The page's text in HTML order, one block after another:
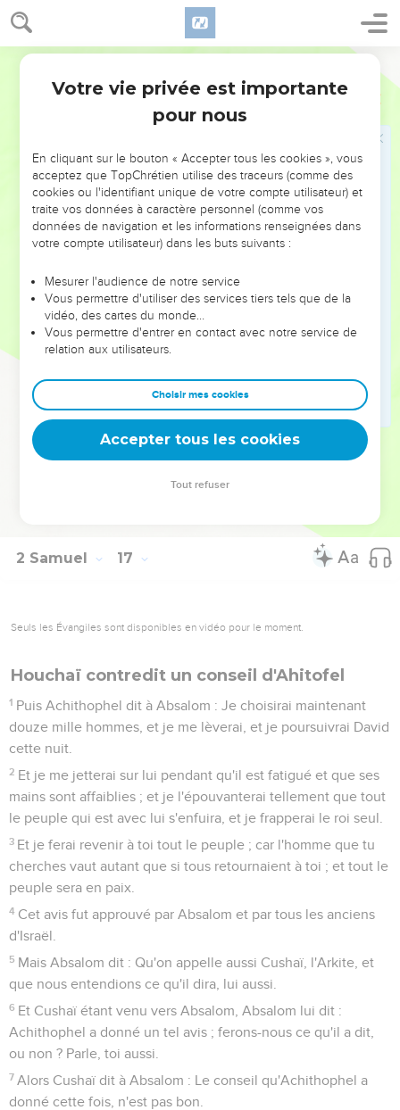
2 Samuel 16
Absalom, Cushaï dit à Absalom : Vive le roi ! Vive le roi !
17 Et Absalom dit à Cushaï : Est-ce donc là l'affection que tu
as pour ton ami ? Pourquoi n'es-tu point allé avec ton ami ?
Mais Cushaï répondit à Absalom : Non, mais je serai à celui
qui a été choisi par l'Éternel, par ce peuple et par tous les
hommes d'Israël ; et je demeurerai avec lui.
Et d'ailleurs, qui servirai-je ? Ne sera-ce pas son fils ? Je
serai ton serviteur, comme j'ai été le serviteur de ton père.
Absalom et les épouses de David
Alors Absalom dit à Achithophel : Prenez conseil entre
Et Achithophel dit à Absalom : Va vers les concubines de
ton père, qu'il a laissées pour garder la maison ; et quand
tout Israël saura que tu t'es rendu odieux à ton père, les
mains de ceux qui sont avec toi, seront fortifiées :
On dressa donc un pavillon pour Absalom sur la plate-
forme ; et Absalom entra vers les concubines de son père, à
la vue de tout Israël.
Or, en ce temps-là, un conseil donné par Achithophel était
autant estimé, que si l'on eût consulté Dieu. Telle était la
2 Samuel 17
Seuls les Évangiles sont disponibles en vidéo pour le moment.
Houchaï contredit un conseil d'Ahitofel
1 Puis Achithophel dit à Absalom : Je choisirai maintenant
douze mille hommes, et je me lèverai, et je poursuivrai David
cette nuit.
2 Et je me jetterai sur lui pendant qu'il est fatigué et que ses
mains sont affaiblies ; et je l'épouvanterai tellement que tout
le peuple qui est avec lui s'enfuira, et je frapperai le roi seul.
3 Et je ferai revenir à toi tout le peuple ; car l'homme que tu
cherches vaut autant que si tous retournaient à toi ; et tout le
peuple sera en paix.
4 Cet avis fut approuvé par Absalom et par tous les anciens
d'Israël.
5 Mais Absalom dit : Qu'on appelle aussi Cushaï, l'Arkite, et
que nous entendions ce qu'il dira, lui aussi.
6 Et Cushaï étant venu vers Absalom, Absalom lui dit :
Achithophel a donné un tel avis ; ferons-nous ce qu'il a dit,
ou non ? Parle, toi aussi.
7 Alors Cushaï dit à Absalom : Le conseil qu'Achithophel a
donné cette fois, n'est pas bon.
Votre vie privée est importante
pour nous
En cliquant sur le bouton « Accepter tous les cookies », vous
acceptez que TopChrétien utilise des traceurs (comme des
cookies ou l'identifiant unique de votre compte utilisateur) et
traite vos données à caractère personnel (comme vos
données de navigation et les informations renseignées dans
votre compte utilisateur) dans les buts suivants :
Mesurer l'audience de notre service
Vous permettre d'utiliser des services tiers tels que de la
vidéo, des cartes du monde…
Vous permettre d'entrer en contact avec notre service de
relation aux utilisateurs.
Choisir mes cookies
Accepter tous les cookies
Tout refuser